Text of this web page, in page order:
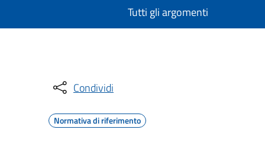
Tutti gli argomenti
Condividi
Normativa di riferimento